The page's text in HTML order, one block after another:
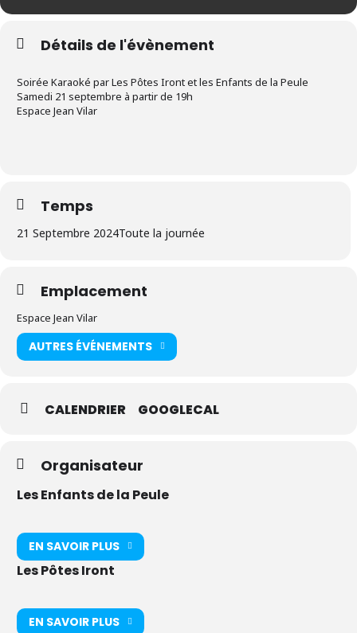
Détails de l'évènement
Soirée Karaoké par Les Pôtes Iront et les Enfants de la Peule
Samedi 21 septembre à partir de 19h
Espace Jean Vilar
Temps
21 Septembre 2024Toute la journée
Emplacement
Espace Jean Vilar
AUTRES ÉVÉNEMENTS
CALENDRIER GOOGLECAL
Organisateur
Les Enfants de la Peule
EN SAVOIR PLUS
Les Pôtes Iront
EN SAVOIR PLUS